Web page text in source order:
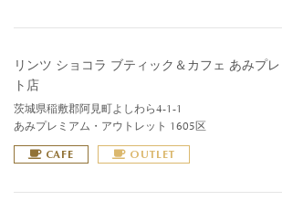
リンツ ショコラ ブティック＆カフェ あみプ
ト店
茨城県稲敷郡阿見町よしわら4-1-1
あみプレミアム・アウトレット 1605区
CAFE OUTLET